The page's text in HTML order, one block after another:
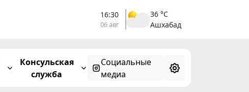
16:30
06 авг
36 °C
Ашхабад
Консульская
служба
Социальные
медиа